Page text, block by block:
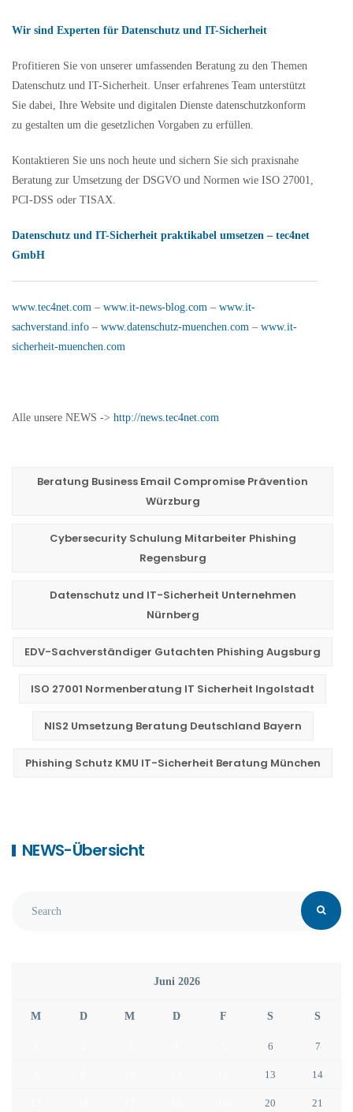
Wir sind Experten für Datenschutz und IT-Sicherheit
Profitieren Sie von unserer umfassenden Beratung zu den Themen
Datenschutz und IT-Sicherheit. Unser erfahrenes Team unterstützt
Sie dabei, Ihre Website und digitalen Dienste datenschutzkonform
zu gestalten um die gesetzlichen Vorgaben zu erfüllen.
Kontaktieren Sie uns noch heute und sichern Sie sich praxisnahe
Beratung zur Umsetzung der DSGVO und Normen wie ISO 27001,
PCI-DSS oder TISAX.
Datenschutz und IT-Sicherheit praktikabel umsetzen – tec4net
GmbH
www.tec4net.com – www.it-news-blog.com – www.it-
sachverstand.info – www.datenschutz-muenchen.com – www.it-
sicherheit-muenchen.com
Alle unsere NEWS -> http://news.tec4net.com
Beratung Business Email Compromise Prävention
Würzburg
Cybersecurity Schulung Mitarbeiter Phishing
Regensburg
Datenschutz und IT-Sicherheit Unternehmen
Nürnberg
EDV-Sachverständiger Gutachten Phishing Augsburg
ISO 27001 Normenberatung IT Sicherheit Ingolstadt
NIS2 Umsetzung Beratung Deutschland Bayern
Phishing Schutz KMU IT-Sicherheit Beratung München
NEWS-Übersicht
Juni 2026
M D M D F S S
6 7
13 14
20 21